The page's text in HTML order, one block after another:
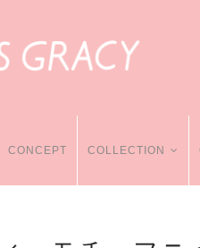
CONCEPT COLLECTION